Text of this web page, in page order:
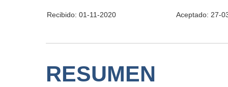
Recibido: 01-11-2020 Aceptado: 27-
RESUMEN